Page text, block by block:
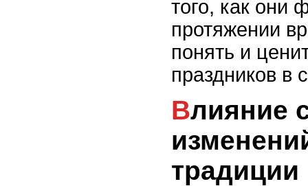
того, как они
протяжении
понять и
праздников в
Влияние социокультурных
традиции